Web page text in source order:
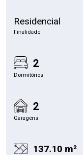
Residencial
Finalidade
2
Dormitórios
2
Garagens
137.10 m²